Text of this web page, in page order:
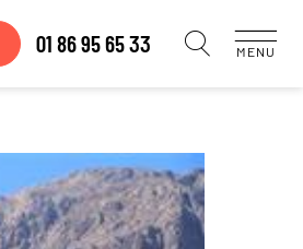
01 86 95 65 33 MENU